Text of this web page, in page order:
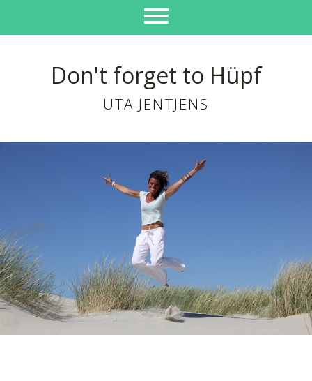
Don't forget to Hüpf
UTA JENTJENS